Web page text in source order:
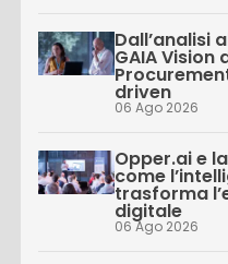
Dall’analisi
GAIA
driven
06 Ago 2026
Opper.ai e
come
trasforma
digitale
06 Ago 2026